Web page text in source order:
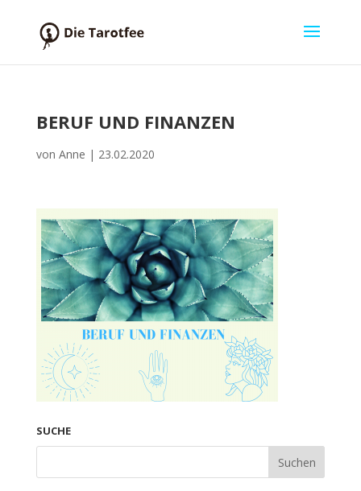
BERUF UND FINANZEN
von Anne | 23.02.2020
SUCHE